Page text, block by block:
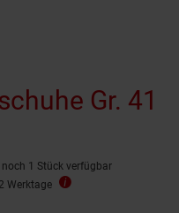
Gr. 41
noch 1 Stück verfügbar
Werktage